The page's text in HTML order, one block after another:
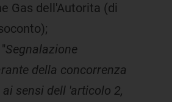
Gas dell'Autorita (di
Segnalazione
della concorrenza
sensi dell 'articolo 2,